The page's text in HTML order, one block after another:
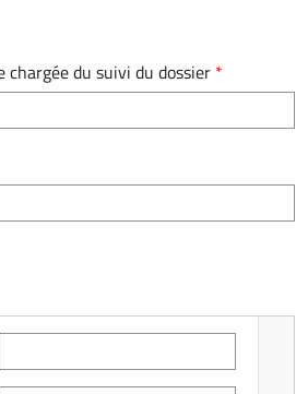
chargée du suivi du dossier *